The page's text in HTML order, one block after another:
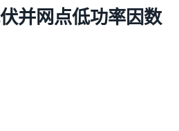
并网点低功率因数